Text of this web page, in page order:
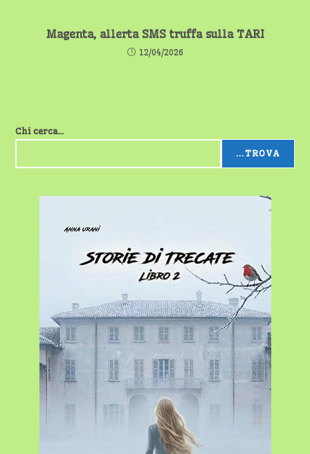
Magenta, allerta SMS truffa sulla TARI
12/04/2026
Chi cerca...
...TROVA